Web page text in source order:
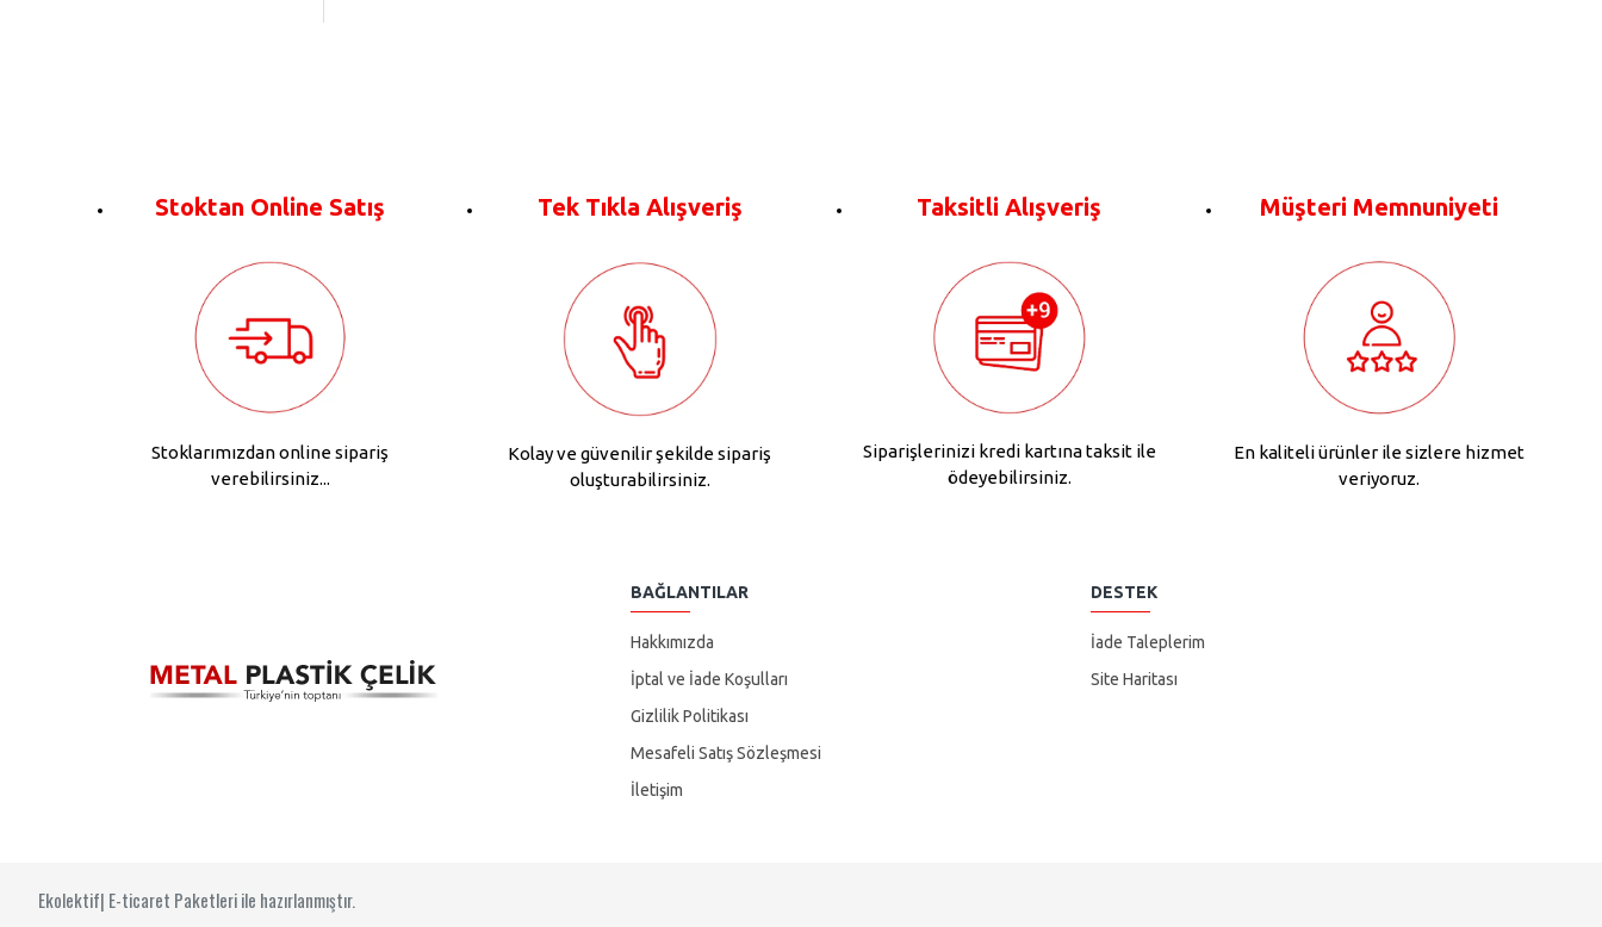
Stoktan Online Satış
Stoklarımızdan online sipariş
verebilirsiniz...
Tek Tıkla Alışveriş
Kolay ve güvenilir şekilde sipariş
oluşturabilirsiniz.
Taksitli Alışveriş
Siparişlerinizi kredi kartına taksit ile
ödeyebilirsiniz.
Müşteri Memnuniyeti
En kaliteli ürünler ile sizlere hizmet
veriyoruz.
BAĞLANTILAR
Hakkımızda
İptal ve İade Koşulları
Gizlilik Politikası
Mesafeli Satış Sözleşmesi
İletişim
DESTEK
İade Taleplerim
Site Haritası
Ekolektif| E-ticaret Paketleri ile hazırlanmıştır.